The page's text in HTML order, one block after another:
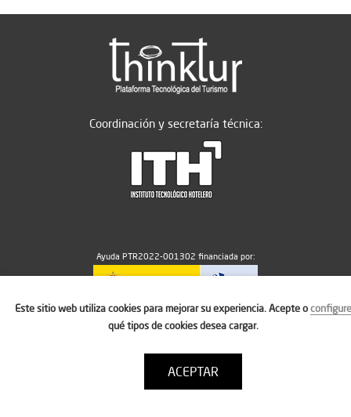
Coordinación y secretaría técnica:
Ayuda PTR2022-001302 financiada por:
MICIU/AEI/10.13039/501100011033
Política de cookies
Condiciones de uso
Este sitio web utiliza cookies para mejorar su experiencia. Acepte oconfigure
qué tipos de cookies desea cargar.
ACEPTAR